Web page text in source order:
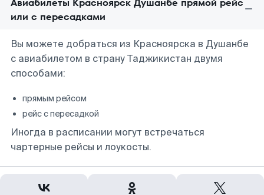
или с пересадками
Вы можете добраться из Красноярска в Душанбе
с авиабилетом в страну Таджикистан двумя
способами:
прямым рейсом
рейс с пересадкой
Иногда в расписании могут встречаться
чартерные рейсы и лоукосты.